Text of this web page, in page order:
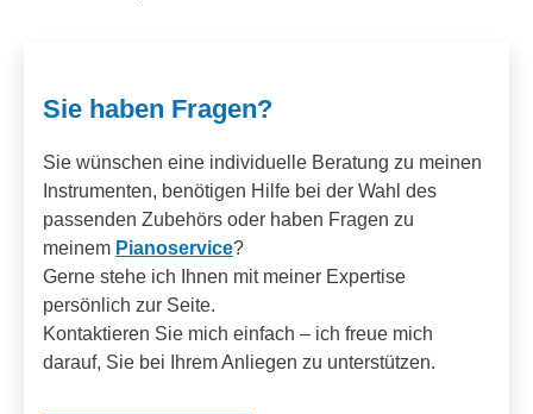
Sie haben Fragen?
Sie wünschen eine individuelle Beratung zu meinen
Instrumenten, benötigen Hilfe bei der Wahl des
passenden Zubehörs oder haben Fragen zu
meinem Pianoservice?
Gerne stehe ich Ihnen mit meiner Expertise
persönlich zur Seite.
Kontaktieren Sie mich einfach – ich freue mich
darauf, Sie bei Ihrem Anliegen zu unterstützen.